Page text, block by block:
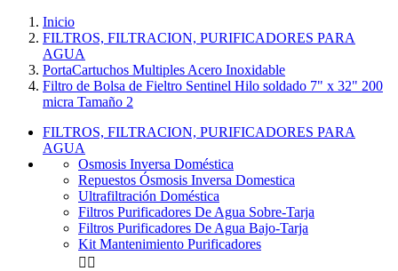
Inicio
FILTROS, FILTRACION, PURIFICADORES PARA
AGUA
PortaCartuchos Multiples Acero Inoxidable
Filtro de Bolsa de Fieltro Sentinel Hilo soldado 7" x 32" 200
micra Tamaño 2
FILTROS, FILTRACION, PURIFICADORES PARA
AGUA
Osmosis Inversa Doméstica
Repuestos Ósmosis Inversa Domestica
Ultrafiltración Doméstica
Filtros Purificadores De Agua Sobre-Tarja
Filtros Purificadores De Agua Bajo-Tarja
Kit Mantenimiento Purificadores
 